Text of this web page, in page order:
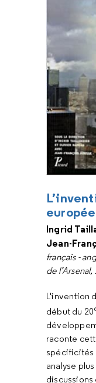
Ingrid
Jean-
français -
de
L'invention
début du 20
raconte
spécificités
analyse
discussions